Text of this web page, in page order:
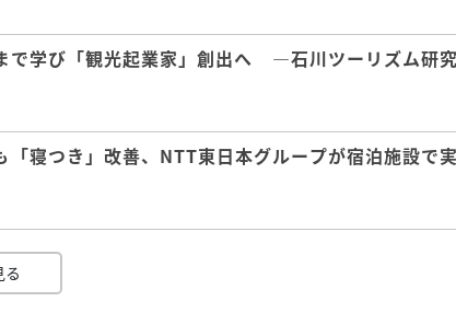
で学び「観光起業家」創出へ ―石川ツーリズム研究
寝つき」改善、NTT東日本グループが宿泊施設で実
る